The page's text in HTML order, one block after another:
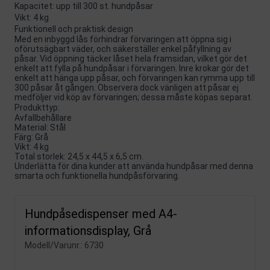
Kapacitet: upp till 300 st. hundpåsar
Vikt: 4 kg
Funktionell och praktisk design
Med en inbyggd lås förhindrar förvaringen att öppna sig i
oförutsägbart väder, och säkerställer enkel påfyllning av
påsar. Vid öppning täcker låset hela framsidan, vilket gör det
enkelt att fylla på hundpåsar i förvaringen. Inre krokar gör det
enkelt att hänga upp påsar, och förvaringen kan rymma upp till
300 påsar åt gången. Observera dock vänligen att påsar ej
medföljer vid köp av förvaringen; dessa måste köpas separat.
Produkttyp:
Avfallbehållare
Material: Stål
Färg: Grå
Vikt: 4 kg
Total storlek: 24,5 x 44,5 x 6,5 cm.
Underlätta för dina kunder att använda hundpåsar med denna
smarta och funktionella hundpåsförvaring.
Hundpåsedispenser med A4-
informationsdisplay, Grå
Modell/Varunr.: 6730